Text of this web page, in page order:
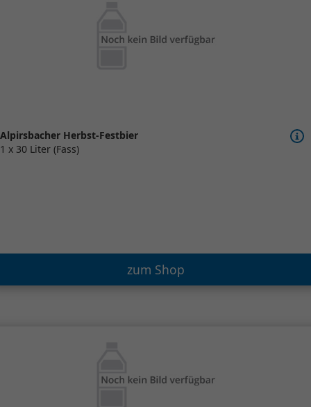
Alpirsbacher Herbst-Festbier
1 x 30 Liter (Fass)
zum Shop